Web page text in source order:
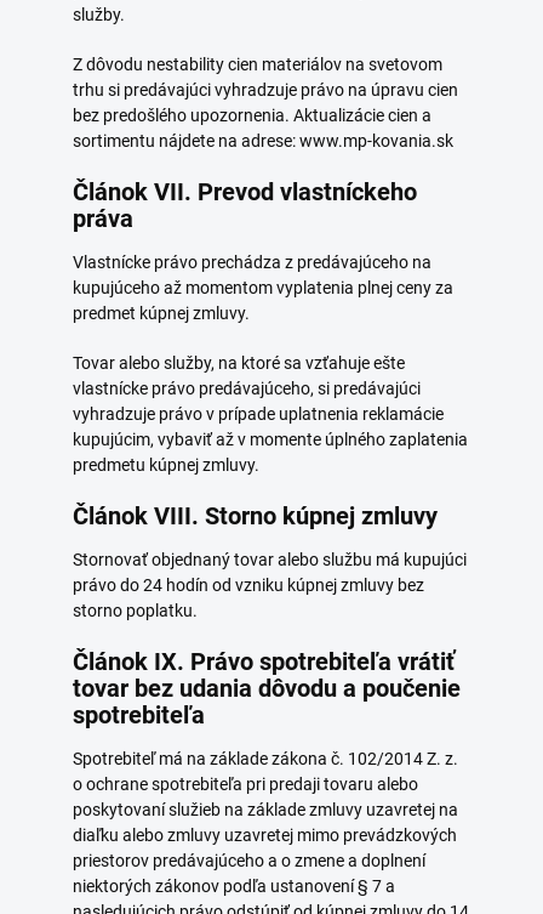
služby.
Z dôvodu nestability cien materiálov na svetovom
trhu si predávajúci vyhradzuje právo na úpravu cien
bez predošlého upozornenia. Aktualizácie cien a
sortimentu nájdete na adrese: www.mp-kovania.sk
Článok VII. Prevod vlastníckeho
práva
Vlastnícke právo prechádza z predávajúceho na
kupujúceho až momentom vyplatenia plnej ceny za
predmet kúpnej zmluvy.
Tovar alebo služby, na ktoré sa vzťahuje ešte
vlastnícke právo predávajúceho, si predávajúci
vyhradzuje právo v prípade uplatnenia reklamácie
kupujúcim, vybaviť až v momente úplného zaplatenia
predmetu kúpnej zmluvy.
Článok VIII. Storno kúpnej zmluvy
Stornovať objednaný tovar alebo službu má kupujúci
právo do 24 hodín od vzniku kúpnej zmluvy bez
storno poplatku.
Článok IX. Právo spotrebiteľa vrátiť
tovar bez udania dôvodu a poučenie
spotrebiteľa
Spotrebiteľ má na základe zákona č. 102/2014 Z. z.
o ochrane spotrebiteľa pri predaji tovaru alebo
poskytovaní služieb na základe zmluvy uzavretej na
diaľku alebo zmluvy uzavretej mimo prevádzkových
priestorov predávajúceho a o zmene a doplnení
niektorých zákonov podľa ustanovení § 7 a